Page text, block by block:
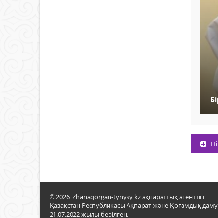
© 2026. Zhanaqorgan-tynysy.kz ақпараттық агенттігі.
Қазақстан Республикасы Ақпарат және Қоғамдық даму
21.07.2022 жылы берілген.